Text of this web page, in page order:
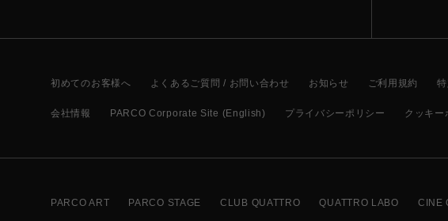
初めてのお客様へ よくあるご質問 / お問い合わせ お知らせ ご利用規約
会社情報 PARCO Corporate Site (English) プライバシーポリシー クッキー
PARCO ART PARCO STAGE CLUB QUATTRO QUATTRO LABO CINE